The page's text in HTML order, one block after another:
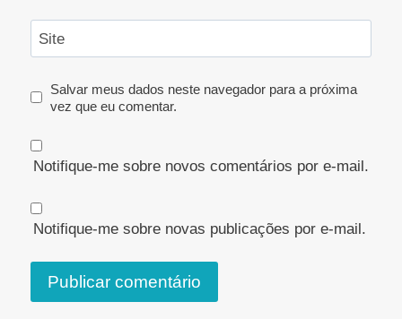
Site
Salvar meus dados neste navegador para a próxima
vez que eu comentar.
Notifique-me sobre novos comentários por e-mail.
Notifique-me sobre novas publicações por e-mail.